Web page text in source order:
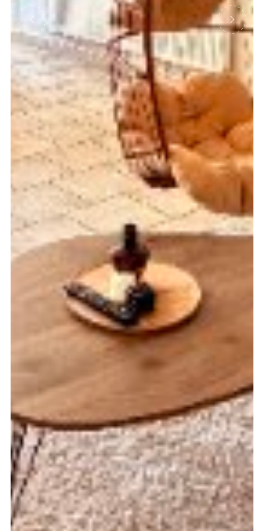
Précédent Suivant